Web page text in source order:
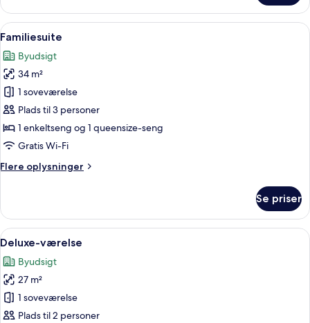
suite
Indlæs
alle
billeder
af
Familiesuite
Et moderne køkken med træskabe,
9
Familiesuite
Byudsigt
34 m²
1 soveværelse
Plads til 3 personer
1 enkeltseng og 1 queensize-seng
Gratis Wi-Fi
Flere oplysninger
Flere
Se priser
Indlæs
alle
billeder
af
Deluxe-
værelse
Et moderne soveværelse med en
5
Deluxe-værelse
Byudsigt
27 m²
1 soveværelse
Plads til 2 personer